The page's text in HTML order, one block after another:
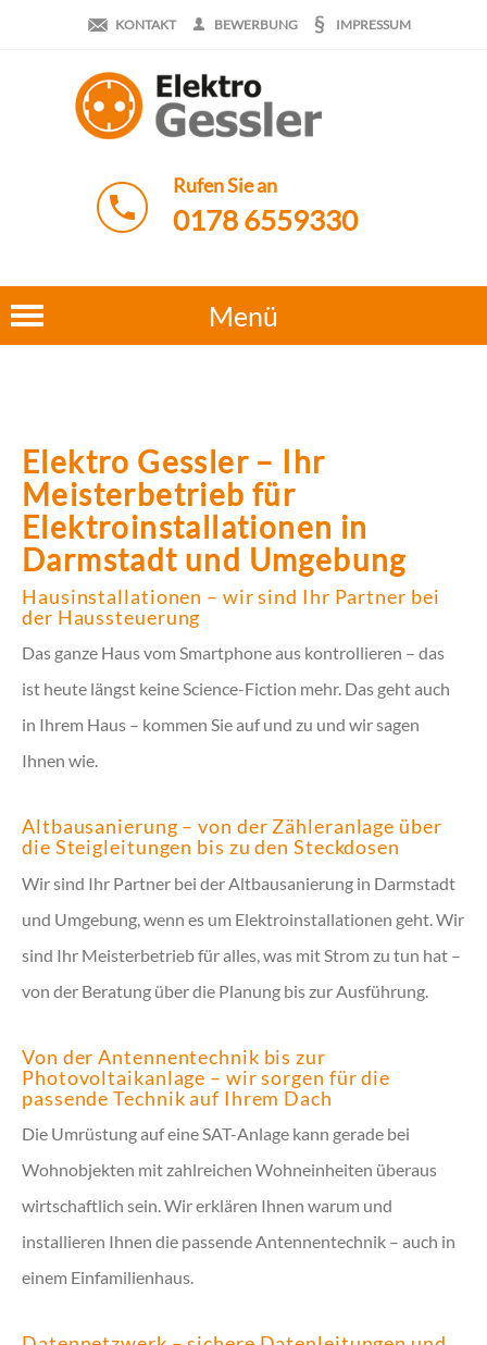
KONTAKT BEWERBUNG IMPRESSUM
Rufen Sie an
0178 6559330
Menü
Elektro Gessler – Ihr
Meisterbetrieb für
Elektroinstallationen in
Darmstadt und Umgebung
Hausinstallationen – wir sind Ihr Partner bei
der Haussteuerung
Das ganze Haus vom Smartphone aus kontrollieren – das
ist heute längst keine Science-Fiction mehr. Das geht auch
in Ihrem Haus – kommen Sie auf und zu und wir sagen
Ihnen wie.
Altbausanierung – von der Zähleranlage über
die Steigleitungen bis zu den Steckdosen
Wir sind Ihr Partner bei der Altbausanierung in Darmstadt
und Umgebung, wenn es um Elektroinstallationen geht. Wir
sind Ihr Meisterbetrieb für alles, was mit Strom zu tun hat –
von der Beratung über die Planung bis zur Ausführung.
Von der Antennentechnik bis zur
Photovoltaikanlage – wir sorgen für die
passende Technik auf Ihrem Dach
Die Umrüstung auf eine SAT-Anlage kann gerade bei
Wohnobjekten mit zahlreichen Wohneinheiten überaus
wirtschaftlich sein. Wir erklären Ihnen warum und
installieren Ihnen die passende Antennentechnik – auch in
einem Einfamilienhaus.